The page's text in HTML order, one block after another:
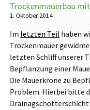
Trockenmauerbau
1. Oktober 2014
Im letzten Teil haben
Trockenmauer
letzten Schliff unserer
Bepflanzung einer
Die Mauerkrone zu
Problem. Hierbei bitte